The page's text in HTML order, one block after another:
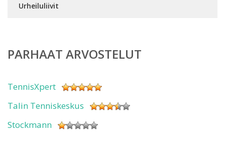
Urheiluliivit
PARHAAT ARVOSTELUT
TennisXpert
Talin Tenniskeskus
Stockmann